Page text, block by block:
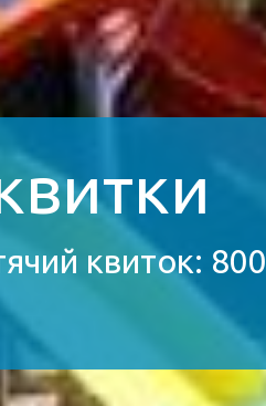
квиток: 800